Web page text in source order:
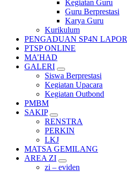
Kegiatan Guru
Guru Berprestasi
Karya Guru
Kurikulum
PENGADUAN SP4N LAPOR
PTSP ONLINE
MA’HAD
GALERI
Siswa Berprestasi
Kegiatan Upacara
Kegiatan Outbond
PMBM
SAKIP
RENSTRA
PERKIN
LKJ
MATSA GEMILANG
AREA ZI
zi – eviden